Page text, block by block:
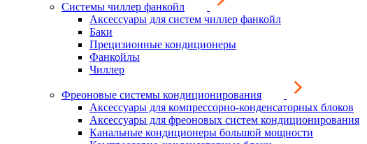
Системы чиллер фанкойл
Аксессуары для систем чиллер фанкойл
Баки
Прецизионные кондиционеры
Фанкойлы
Чиллер
Фреоновые системы кондиционирования
Аксессуары для компрессорно-конденсаторных блоков
Аксессуары для фреоновых систем кондиционирования
Канальные кондиционеры большой мощности